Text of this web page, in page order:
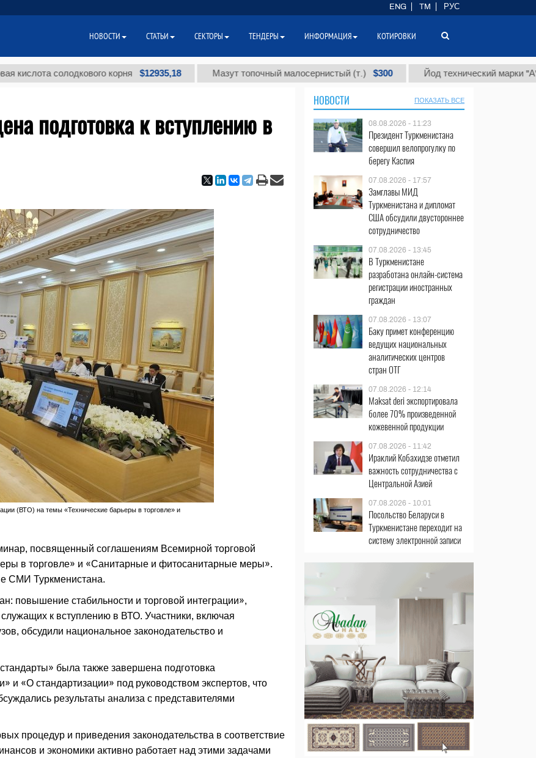
солодкового корня $12935,18 Мазут топочный малосернистый (т.) $300 Йод технический марки "А" (т.)
подготовка к вступлению в
(ВТО) на темы «Технические барьеры в торговле» и
посвященный соглашениям Всемирной торговой
в торговле» и «Санитарные и фитосанитарные меры».
СМИ Туркменистана.
повышение стабильности и торговой интеграции»,
к вступлению в ВТО. Участники, включая
обсудили национальное законодательство и
была также завершена подготовка
и «О стандартизации» под руководством экспертов, что
результаты анализа с представителями
процедур и приведения законодательства в соответствие
и экономики активно работает над этими задачами
НОВОСТИ ПОКАЗАТЬ ВСЕ
08.08.2026 - 11:23
Президент Туркменистана
совершил велопрогулку по
берегу Каспия
07.08.2026 - 17:57
Замглавы МИД
Туркменистана и дипломат
США обсудили двустороннее
сотрудничество
07.08.2026 - 13:45
В Туркменистане
разработана онлайн-система
регистрации иностранных
граждан
07.08.2026 - 13:07
Баку примет конференцию
ведущих национальных
аналитических центров
стран ОТГ
07.08.2026 - 12:14
Maksat deri экспортировала
более 70% произведенной
кожевенной продукции
07.08.2026 - 11:42
Ираклий Кобахидзе отметил
важность сотрудничества с
Центральной Азией
07.08.2026 - 10:01
Посольство Беларуси в
Туркменистане переходит на
систему электронной записи
ENG TM РУС
НОВОСТИ СТАТЬИ СЕКТОРЫ ТЕНДЕРЫ ИНФОРМАЦИЯ КОТИРОВКИ